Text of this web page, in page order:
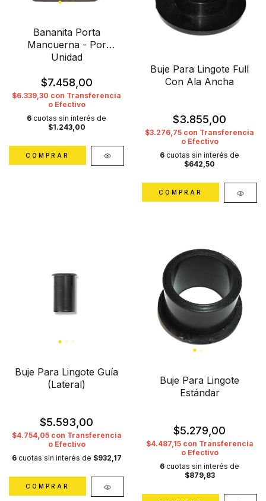
Bananita Porta
Mancuerna - Por
Unidad
$7.458,00
$6.339,30 con Transferencia
o Efectivo
6 cuotas sin interés de
$1.243,00
Buje Para Lingote Full
Con Ala Ancha
$3.855,00
$3.276,75 con Transferencia
o Efectivo
6 cuotas sin interés de
$642,50
Buje Para Lingote Guía
(Lateral)
$5.593,00
$4.754,05 con Transferencia
o Efectivo
6 cuotas sin interés de $932,17
Buje Para Lingote
Estándar
$5.279,00
$4.487,15 con Transferencia
o Efectivo
6 cuotas sin interés de
$879,83